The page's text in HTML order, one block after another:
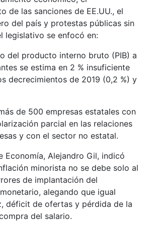
de las sanciones de EE.UU., el
del país y protestas públicas sin
legislativo se enfocó en:
del producto interno bruto (PIB) a
se estima en 2 % insuficiente
decrecimientos de 2019 (0,2 %) y
de 500 empresas estatales con
parcial en las relaciones
y con el sector no estatal.
Economía, Alejandro Gil, indicó
minorista no se debe solo al
de implantación del
alegando que igual
déficit de ofertas y pérdida de la
del salario.